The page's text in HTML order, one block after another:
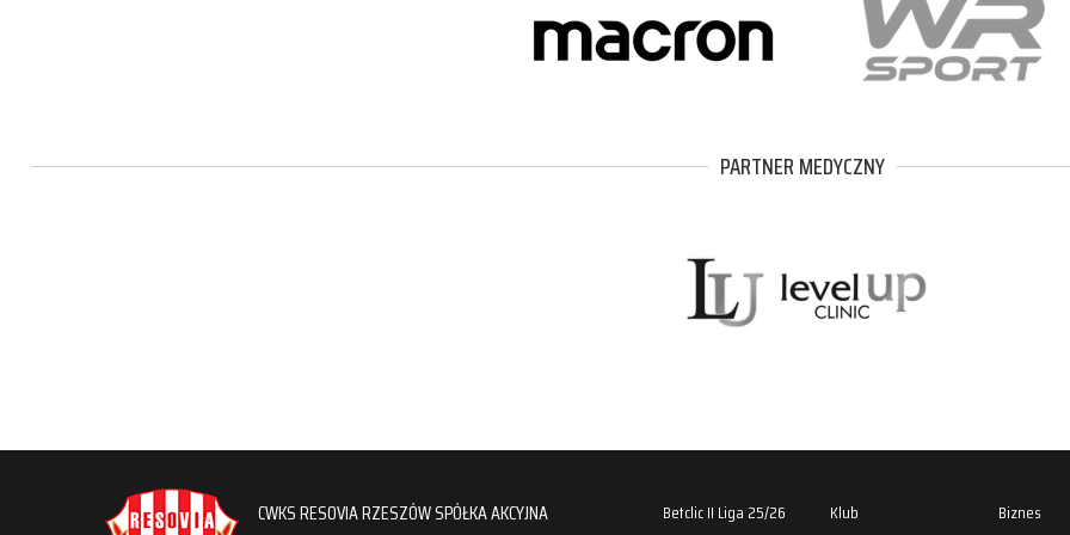
PARTNER MEDYCZNY
CWKS RESOVIA RZESZÓW SPÓŁKA AKCYJNA
Betclic II Liga 25/26
Klub
Biznes